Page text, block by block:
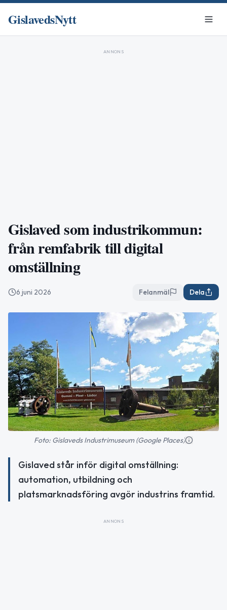
GislavedsNytt
ANNONS
Gislaved som industrikommun:
från remfabrik till digital
omställning
6 juni 2026 Felanmäl Dela
Foto: Gislaveds Industrimuseum (Google Places)
Gislaved står inför digital omställning:
automation, utbildning och
platsmarknadsföring avgör industrins framtid.
ANNONS